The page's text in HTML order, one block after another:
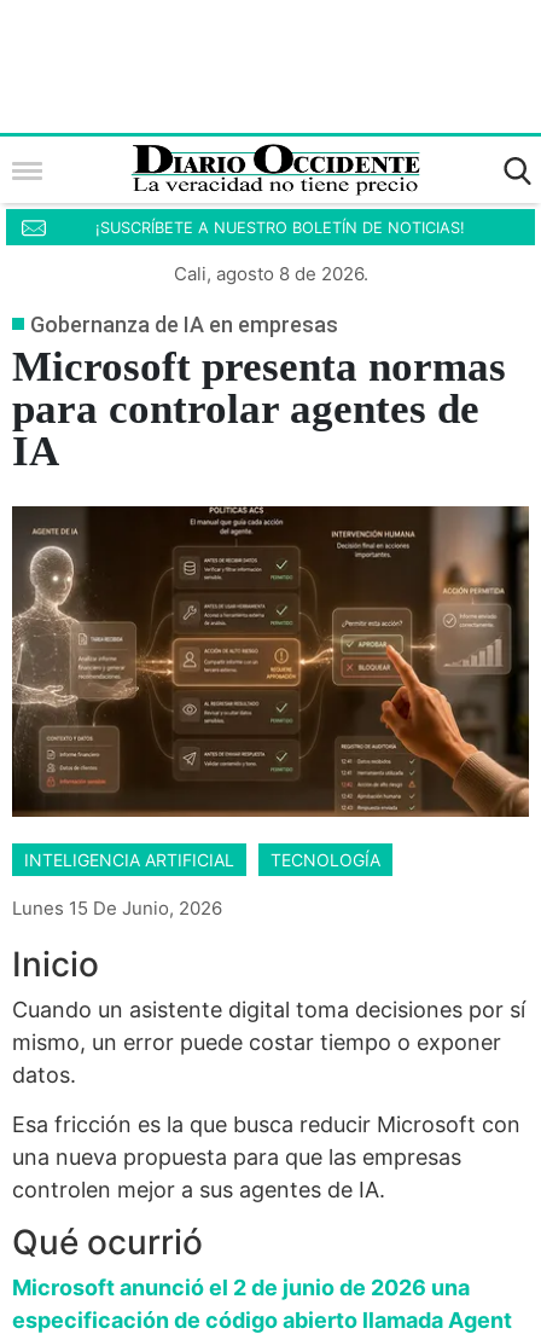
¡SUSCRÍBETE A NUESTRO BOLETÍN DE NOTICIAS!
Cali, agosto 8 de 2026.
Gobernanza de IA en empresas
Microsoft presenta normas
para controlar agentes de
IA
INTELIGENCIA ARTIFICIAL TECNOLOGÍA
Lunes 15 De Junio, 2026
Inicio
Cuando un asistente digital toma decisiones por sí
mismo, un error puede costar tiempo o exponer
datos.
Esa fricción es la que busca reducir Microsoft con
una nueva propuesta para que las empresas
controlen mejor a sus agentes de IA.
Qué ocurrió
Microsoft anunció el 2 de junio de 2026 una
especificación de código abierto llamada Agent